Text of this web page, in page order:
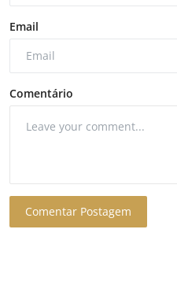
Email
Comentário
Comentar Postagem